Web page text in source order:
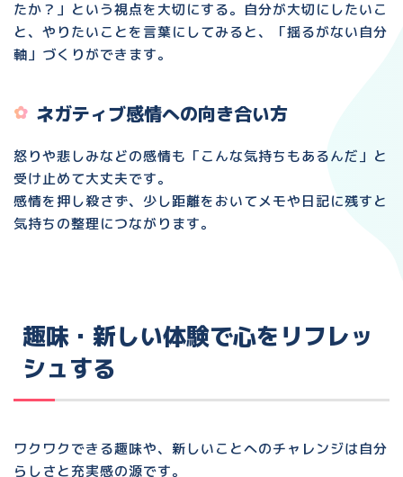
たか？」という視点を大切にする。自分が大切にしたいこ
と、やりたいことを言葉にしてみると、「揺るがない自分
軸」づくりができます。
ネガティブ感情への向き合い方
怒りや悲しみなどの感情も「こんな気持ちもあるんだ」と
受け止めて大丈夫です。
感情を押し殺さず、少し距離をおいてメモや日記に残すと
気持ちの整理につながります。
趣味・新しい体験で心をリフレッ
シュする
ワクワクできる趣味や、新しいことへのチャレンジは自分
らしさと充実感の源です。